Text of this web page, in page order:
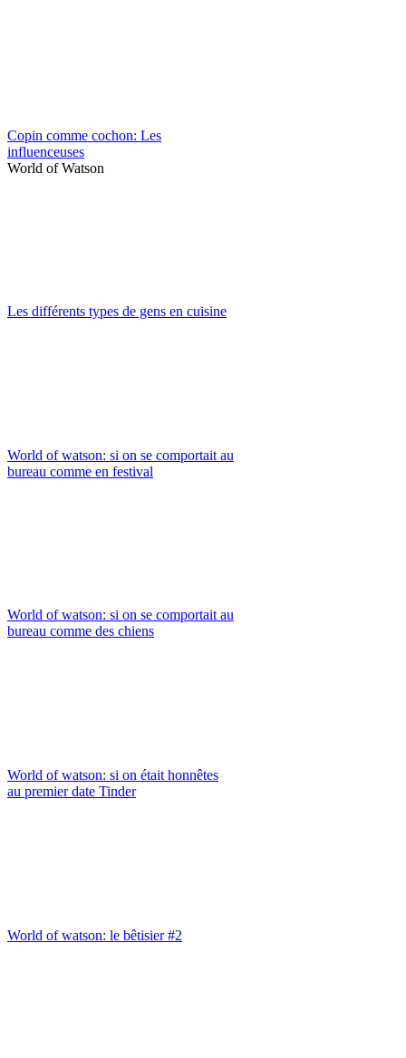
Copin comme cochon: Les
influenceuses
World of Watson
Les différents types de gens en cuisine
World of watson: si on se comportait au
bureau comme en festival
World of watson: si on se comportait au
bureau comme des chiens
World of watson: si on était honnêtes
au premier date Tinder
World of watson: le bêtisier #2